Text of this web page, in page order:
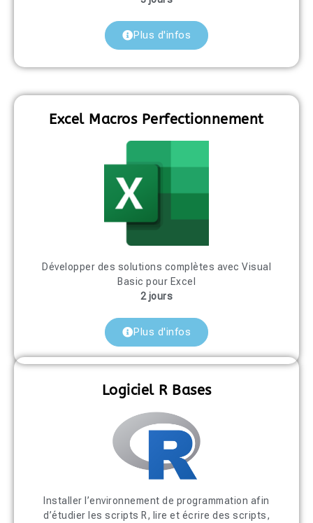
Plus d'infos
Excel Macros Perfectionnement
Développer des solutions complètes avec Visual
Basic pour Excel
2 jours
Plus d'infos
Logiciel R Bases
Installer l’environnement de programmation afin
d’étudier les scripts R, lire et écrire des scripts,